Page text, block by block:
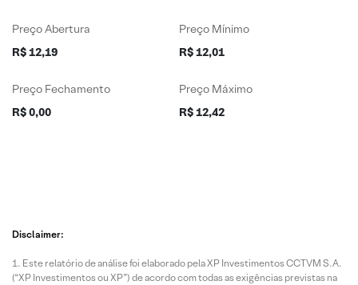
Preço Abertura
R$ 12,19
Preço Mínimo
R$ 12,01
Preço Fechamento
R$ 0,00
Preço Máximo
R$ 12,42
Disclaimer:
Este relatório de análise foi elaborado pela XP Investimentos CCTVM S.A.
(“XP Investimentos ou XP”) de acordo com todas as exigências previstas na